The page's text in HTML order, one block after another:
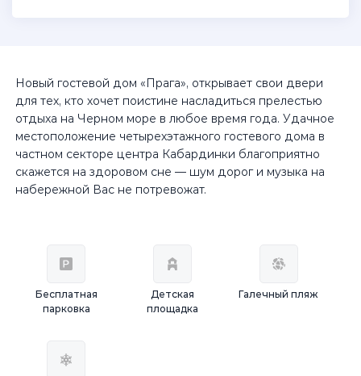
Новый гостевой дом «Прага», открывает свои двери
для тех, кто хочет поистине насладиться прелестью
отдыха на Черном море в любое время года. Удачное
местоположение четырехэтажного гостевого дома в
частном секторе центра Кабардинки благоприятно
скажется на здоровом сне — шум дорог и музыка на
набережной Вас не потревожат.
Бесплатная
парковка
Детская
площадка
Галечный пляж